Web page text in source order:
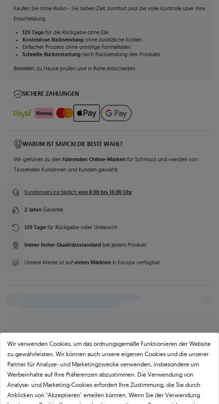
Kaufen Sie ohne Risiko - Sie haben Zeit, Komfort und die volle Kontrolle über Ihre
Entscheidung.
120 Tagefür die Rückgabe ohne Eile.
Kostenlose Rücksendungohne zusätzliche Kosten.
Einfacher Prozess ohne unnötige Formalitäten.
Schnelle Rückerstattungnach Rücksendung des Produkts.
Bestellen, zu Hause prüfen und in Ruhe entscheiden.
SICHERE ZAHLUNGEN
WARUM IST SAVICKI DIE BESTE WAHL?
Wir gehören zu den führenden Online-Marken für Schmuck und werden von
Tausenden Kundinnen und Kunden gewählt.
Kundenservice täglich von 8:00 bis 16:00 Uhr
2 Jahre Garantie
120 Tage für Rückgabe oder Umtausch
Immer hoher Qualitätsstandard bei jedem Produkt
Unsere Marke ist auf vielen Märkten in Europa verfügbar
Parameter Beschreibung Mehr Fotos und Videos anfordern
Produktkategorie
Ohrringe Ohringe GoldOhrringe Hängend Ohrstecker mit einem Stein
Wir verwenden Cookies, um das ordnungsgemäße Funktionieren der Website
zu gewährleisten. Wir können auch unsere eigenen Cookies und die unserer
Partner für Analyse- und Marketingzwecke verwenden, insbesondere um
Werbeinhalte auf Ihre Präferenzen abzustimmen. Die Verwendung von
Analyse- und Marketing-Cookies erfordert Ihre Zustimmung, die Sie durch
Anklicken von "Akzeptieren" erteilen können. Wenn Sie der Verwendung